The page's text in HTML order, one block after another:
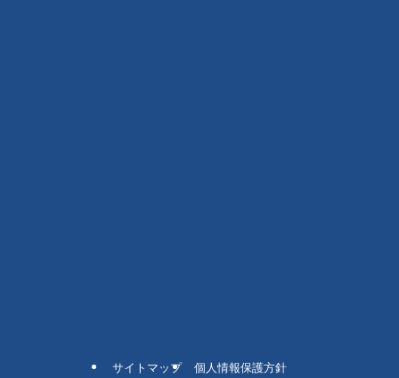
サイトマップ 個人情報保護方針